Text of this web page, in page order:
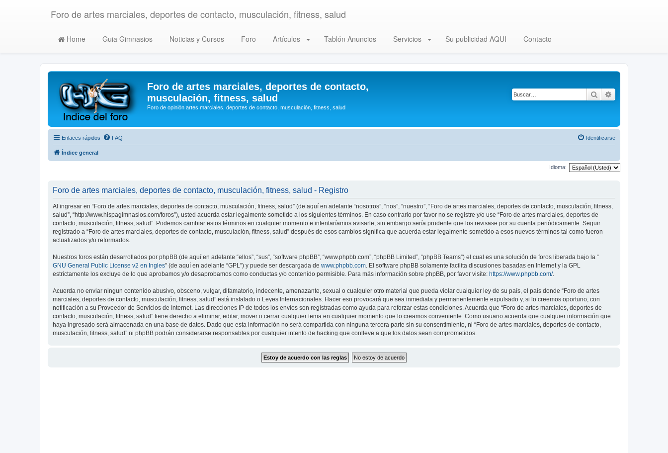
Foro de artes marciales, deportes de contacto, musculación, fitness, salud
Home Guia Gimnasios Noticias y Cursos Foro Artículos Tablón Anuncios Servicios Su publicidad AQUI Contacto
Foro de artes marciales, deportes de contacto,
musculación, fitness, salud
Foro de opinión artes marciales, deportes de contacto, musculación, fitness, salud
Buscar
Enlaces rápidos FAQ Identificarse
Índice general
Idioma:
Foro de artes marciales, deportes de contacto, musculación, fitness, salud - Registro
Al ingresar en “Foro de artes marciales, deportes de contacto, musculación, fitness, salud” (de aquí en adelante “nosotros”, “nos”, “nuestro”, “Foro de artes marciales, deportes de contacto, musculación, fitness,
salud”, “http://www.hispagimnasios.com/foros”), usted acuerda estar legalmente sometido a los siguientes términos. En caso contrario por favor no se registre y/o use “Foro de artes marciales, deportes de
contacto, musculación, fitness, salud”. Podemos cambiar estos términos en cualquier momento e intentaríamos avisarle, sin embargo sería prudente que los revisase por su cuenta periódicamente. Seguir
registrado a “Foro de artes marciales, deportes de contacto, musculación, fitness, salud” después de esos cambios significa que acuerda estar legalmente sometido a esos nuevos términos tal como fueron
actualizados y/o reformados.
Nuestros foros están desarrollados por phpBB (de aquí en adelante “ellos”, “sus”, “software phpBB”, “www.phpbb.com”, “phpBB Limited”, “phpBB Teams”) el cual es una solución de foros liberada bajo la “
GNU General Public License v2 en Ingles” (de aquí en adelante “GPL”) y puede ser descargada de www.phpbb.com . El software phpBB solamente facilita discusiones basadas en Internet y la GPL
estrictamente los excluye de lo que aprobamos y/o desaprobamos como conductas y/o contenido permisible. Para más información sobre phpBB, por favor visite: https://www.phpbb.com/.
Acuerda no enviar ningun contenido abusivo, obsceno, vulgar, difamatorio, indecente, amenazante, sexual o cualquier otro material que pueda violar cualquier ley de su país, el país donde “Foro de artes
marciales, deportes de contacto, musculación, fitness, salud” está instalado o Leyes Internacionales. Hacer eso provocará que sea inmediata y permanentemente expulsado y, si lo creemos oportuno, con
notificación a su Proveedor de Servicios de Internet. Las direcciones IP de todos los envíos son registradas como ayuda para reforzar estas condiciones. Acuerda que “Foro de artes marciales, deportes de
contacto, musculación, fitness, salud” tiene derecho a eliminar, editar, mover o cerrar cualquier tema en cualquier momento que lo creamos conveniente. Como usuario acuerda que cualquier información que
haya ingresado será almacenada en una base de datos. Dado que esta información no será compartida con ninguna tercera parte sin su consentimiento, ni “Foro de artes marciales, deportes de contacto,
musculación, fitness, salud” ni phpBB podrán considerarse responsables por cualquier intento de hacking que conlleve a que los datos sean comprometidos.